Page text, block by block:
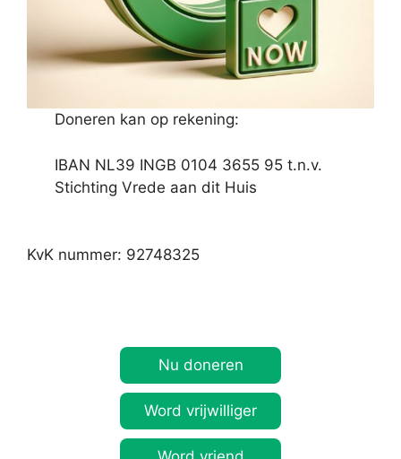
Doneren kan op rekening:
IBAN NL39 INGB 0104 3655 95 t.n.v.
Stichting Vrede aan dit Huis
KvK nummer: 92748325
Nu doneren
Word vrijwilliger